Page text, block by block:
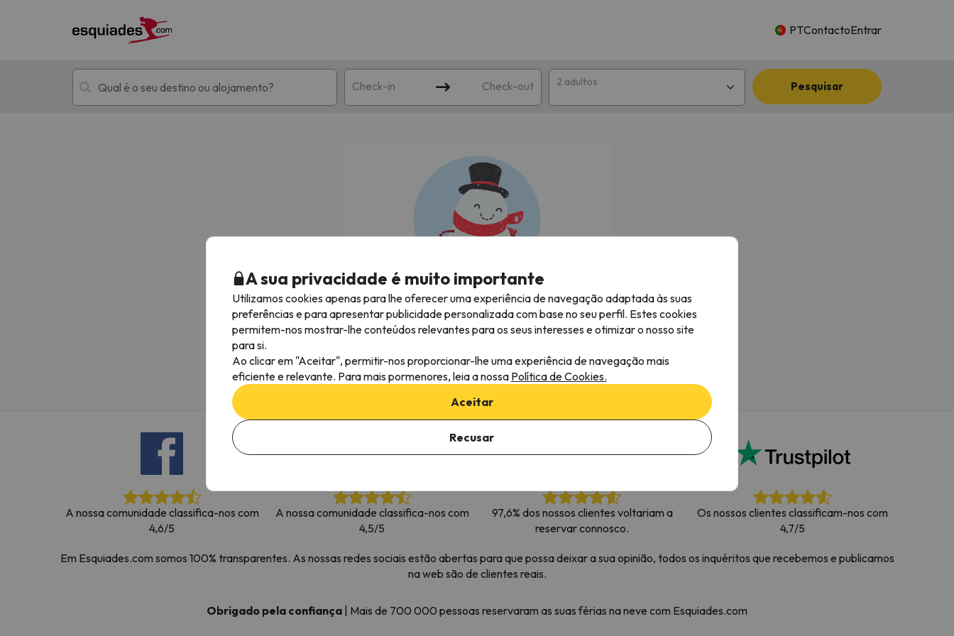
PTContactoEntrar
Check-in Check-out 2 adultos Pesquisar
Oops, não encontramos nenhum resultado que corresponda à sua pesquisa. Tente modificar o destino.
Bem, parece que o nosso Seeker perdeu o seu caminho. Assim que encontrar a sua bússola, estará de volta.
À procura das melhores férias na neve!
A nossa comunidade classifica-nos com
4,6/5
A nossa comunidade classifica-nos com
4,5/5
97,6% dos nossos clientes voltariam a
reservar connosco.
Os nossos clientes classificam-nos com
4,7/5
Em Esquiades.com somos 100% transparentes. As nossas redes sociais estão abertas para que possa deixar a sua opinião, todos os inquéritos que recebemos e publicamos
na web são de clientes reais.
Obrigado pela confiança Mais de 700 000 pessoas reservaram as suas férias na neve com Esquiades.com
A sua privacidade é muito importante
Utilizamos cookies apenas para lhe oferecer uma experiência de navegação adaptada às suas
preferências e para apresentar publicidade personalizada com base no seu perfil. Estes cookies
permitem-nos mostrar-lhe conteúdos relevantes para os seus interesses e otimizar o nosso site
para si.
Ao clicar em "Aceitar", permitir-nos proporcionar-lhe uma experiência de navegação mais
eficiente e relevante. Para mais pormenores, leia a nossa Política de Cookies.
Aceitar
Recusar